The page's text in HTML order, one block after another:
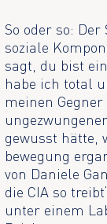
So oder so:
soziale
sagt, du bist
habe ich total
meinen
gewusst hätte,
bewegung
von Daniele
die CIA so
unter einem